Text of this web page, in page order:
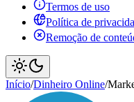
Termos de uso
Política de
Remoção de
Início/Dinheiro Online/